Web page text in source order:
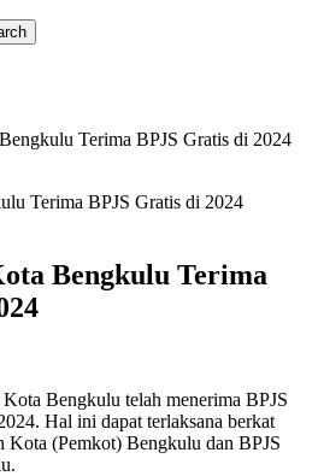
Terima BPJS Gratis di 2024
Terima BPJS Gratis di 2024
Bengkulu Terima
Bengkulu telah menerima BPJS
Hal ini dapat terlaksana berkat
Kota (Pemkot) Bengkulu dan BPJS